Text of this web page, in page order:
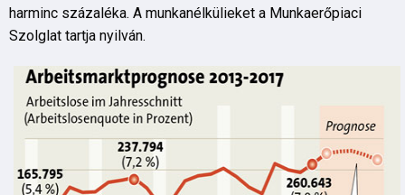
harminc százaléka. A munkanélkülieket a Munkaerőpiaci
Szolglat tartja nyilván.